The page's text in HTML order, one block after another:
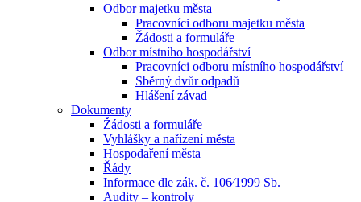
Odbor majetku města
Pracovníci odboru majetku města
Žádosti a formuláře
Odbor místního hospodářství
Pracovníci odboru místního hospodářství
Sběrný dvůr odpadů
Hlášení závad
Dokumenty
Žádosti a formuláře
Vyhlášky a nařízení města
Hospodaření města
Řády
Informace dle zák. č. 106⁄1999 Sb.
Audity – kontroly